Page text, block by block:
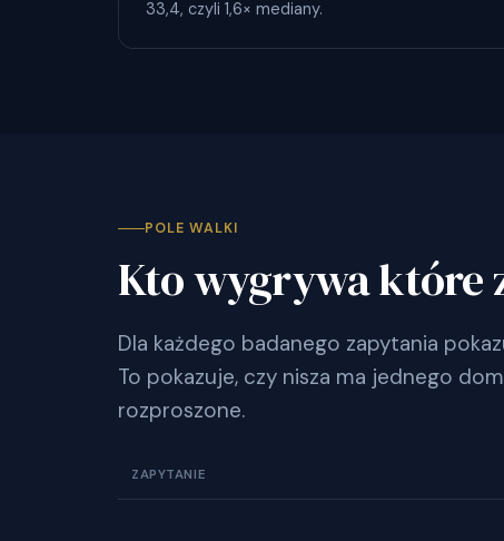
33,4, czyli 1,6× mediany.
POLE WALKI
Kto wygrywa które
Dla każdego badanego zapytania
To pokazuje, czy nisza ma jednego
rozproszone.
ZAPYTANIE